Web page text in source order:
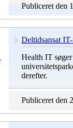
Publiceret den
Deltidsansat
Health IT
derefter.
Publiceret den